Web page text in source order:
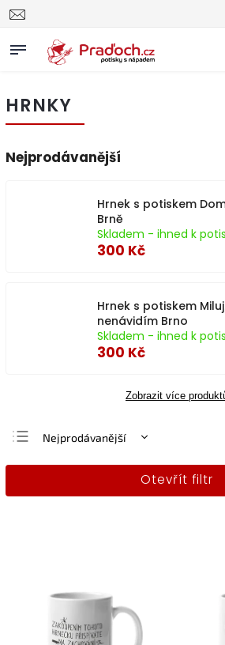
HRNKY
Nejprodávanější
Hrnek s potiskem
Brně
Skladem - ihned k
300 Kč
Hrnek s potiskem
nenávidím Brno
Skladem - ihned k
300 Kč
Zobrazit více
Nejprodávanější
Nejlevnější
Otevřít filtr